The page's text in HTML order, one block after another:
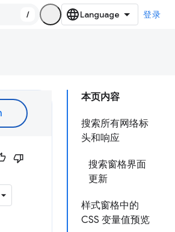
/ 登录
本页内容
搜索所有网络标
头和响应
搜索窗格界面
更新
样式窗格中的
CSS 变量值预览